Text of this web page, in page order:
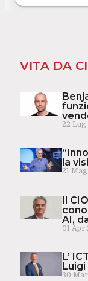
VITA DA
22 Lug
la
21
Il
AI,
01 Apr
L’
30